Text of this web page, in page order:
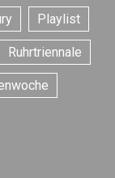
Playlist
Ruhrtriennale